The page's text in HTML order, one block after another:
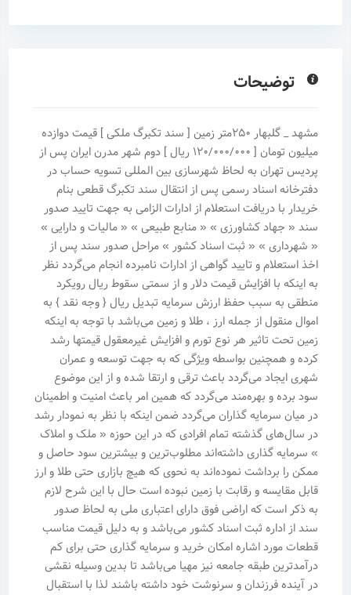
توضیحات
مشهد _ گلبهار ۲۵۰متر زمین [ سند تکبرگ ملکی ] قیمت دوازده
میلیون تومان [ ۱۲۰/۰۰۰/۰۰۰ ریال ] دوم شهر مدرن ایران پس از
پردیس تهران به لحاظ شهرسازی بین المللی تسویه حساب در
دفترخانه اسناد رسمی پس از انتقال سند تکبرگ قطعی بنام
خریدار با دریافت استعلام از ادارات الزامی به جهت تایید صدور
سند « جهاد کشاورزی » « منابع طبیعی » « مالیات و دارایی »
« شهرداری » « ثبت اسناد کشور » مراحل صدور سند پس از
اخذ استعلام و تایید گواهی از ادارات نامبرده انجام می‌گردد نظر
به اینکه با افزایش قیمت دلار و از سمتی سقوط ریال رویکرد
منطقی به سبب حفظ ارزش سرمایه تبدیل ریال { وجه نقد } به
اموال منقول از جمله ارز ، طلا و زمین می‌باشد با توجه به اینکه
زمین تحت تاثیر هر نوع تورم و افزایش غیرمعقول قیمتها رشد
کرده و همچنین بواسطه ویژگی که به جهت توسعه و عمران
شهری ایجاد می‌گردد باعث ترقی و ارتقا شده و از این موضوع
سود برده و بهره‌مند می‌گردد که همین امر باعث امنیت و اطمینان
در میان سرمایه گذاران می‌گردد ضمن اینکه با نظر به نمودار رشد
در سال‌های گذشته تمام افرادی که در این حوزه « ملک و املاک
» سرمایه گذاری داشته‌اند مطلوب‌ترین و بیشترین سود حاصل و
ممکن را برداشت نموده‌اند به نحوی که هیچ بازاری حتی طلا و ارز
قابل مقایسه و رقابت با زمین نبوده است حال با این شرح لازم
به ذکر است که اراضی فوق دارای اعتباری ملی به لحاظ صدور
سند از اداره ثبت اسناد کشور می‌باشد و به دلیل قیمت مناسب
قطعات مورد اشاره امکان خرید و سرمایه گذاری حتی برای کم
در‌آمدترین طبقه جامعه نیز مهیا می‌باشد تا بدین وسیله نقشی
در آینده فرزندان و سرنوشت خود داشته باشند لذا با استقبال